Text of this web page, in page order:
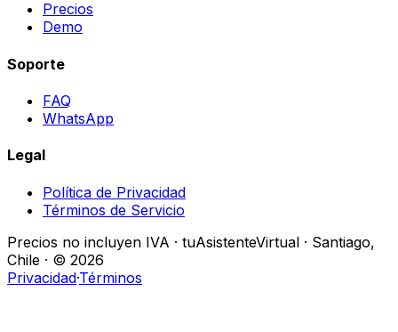
Precios
Demo
Soporte
FAQ
WhatsApp
Legal
Política de Privacidad
Términos de Servicio
Precios no incluyen IVA · tuAsistenteVirtual · Santiago,
Chile · © 2026
Privacidad·Términos